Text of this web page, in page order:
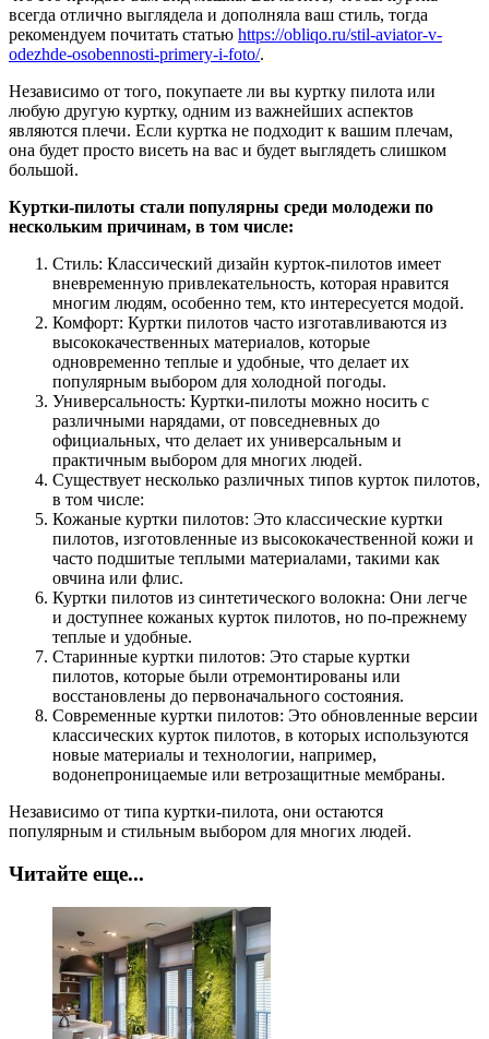
всегда отлично выглядела и дополняла ваш стиль, тогда
рекомендуем почитать статью https://obliqo.ru/stil-aviator-v-
odezhde-osobennosti-primery-i-foto/.
Независимо от того, покупаете ли вы куртку пилота или
любую другую куртку, одним из важнейших аспектов
являются плечи. Если куртка не подходит к вашим плечам,
она будет просто висеть на вас и будет выглядеть слишком
большой.
Куртки-пилоты стали популярны среди молодежи по
нескольким причинам, в том числе:
Стиль: Классический дизайн курток-пилотов имеет
вневременную привлекательность, которая нравится
многим людям, особенно тем, кто интересуется модой.
Комфорт: Куртки пилотов часто изготавливаются из
высококачественных материалов, которые
одновременно теплые и удобные, что делает их
популярным выбором для холодной погоды.
Универсальность: Куртки-пилоты можно носить с
различными нарядами, от повседневных до
официальных, что делает их универсальным и
практичным выбором для многих людей.
Существует несколько различных типов курток пилотов,
в том числе:
Кожаные куртки пилотов: Это классические куртки
пилотов, изготовленные из высококачественной кожи и
часто подшитые теплыми материалами, такими как
овчина или флис.
Куртки пилотов из синтетического волокна: Они легче
и доступнее кожаных курток пилотов, но по-прежнему
теплые и удобные.
Старинные куртки пилотов: Это старые куртки
пилотов, которые были отремонтированы или
восстановлены до первоначального состояния.
Современные куртки пилотов: Это обновленные версии
классических курток пилотов, в которых используются
новые материалы и технологии, например,
водонепроницаемые или ветрозащитные мембраны.
Независимо от типа куртки-пилота, они остаются
популярным и стильным выбором для многих людей.
Читайте еще...